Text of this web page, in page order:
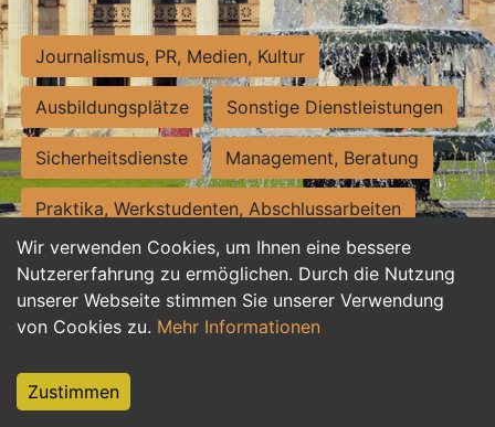
Wir verwenden Cookies, um Ihnen eine bessere
Nutzererfahrung zu ermöglichen. Durch die Nutzung
unserer Webseite stimmen Sie unserer Verwendung
von Cookies zu. Mehr Informationen
Zustimmen
Journalismus, PR, Medien, Kultur
Ausbildungsplätze Sonstige Dienstleistungen
Sicherheitsdienste Management, Beratung
Praktika, Werkstudenten, Abschlussarbeiten
Personalwesen Assistenz, Sekretariat
Hilfskräfte, Aushilfs- und Nebenjobs
Weiterbildung, Studium, duale Ausbildung